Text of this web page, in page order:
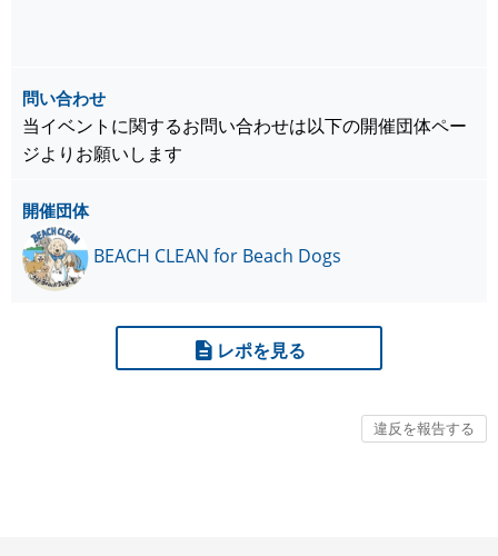
問い合わせ
当イベントに関するお問い合わせは以下の開催団体ペー
ジよりお願いします
開催団体
BEACH CLEAN for Beach Dogs
レポを見る